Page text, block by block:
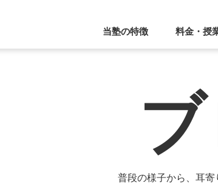
当塾の特徴 料金・授
普段の様子から、耳寄